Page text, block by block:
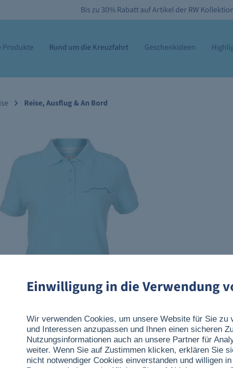
Bis zu 30% Rabatt auf Artikel der RW
Produkte Rund um die Kreuzfahrt Geschenkideen
Reise, Ausflug & An Bord
Einwilligung in die Verwendung
Wir verwenden Cookies, um unsere Website für Sie zu
und Interessen anzupassen und Ihnen einen sicheren
Nutzungsinformationen auch an unsere Partner für
weiter. Wenn Sie auf Zustimmen klicken, erklären Sie
nicht notwendiger Cookies einverstanden und willigen